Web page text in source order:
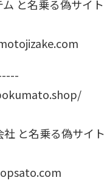
と名乗る偽サイト
と名乗る偽サイト